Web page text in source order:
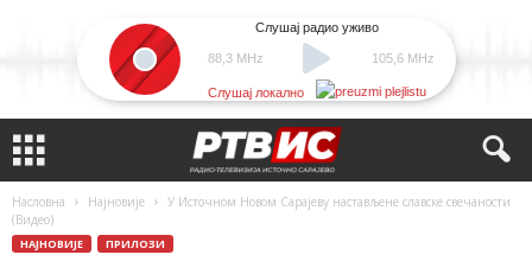
88,3 MHz
Слушај радио уживо
105,6 MHz
Слушај локално
Насловна Најновије
У Источном Новом Сарајеву настављене славске свечаности
(Видео)
НАЈНОВИЈЕ ПРИЛОЗИ